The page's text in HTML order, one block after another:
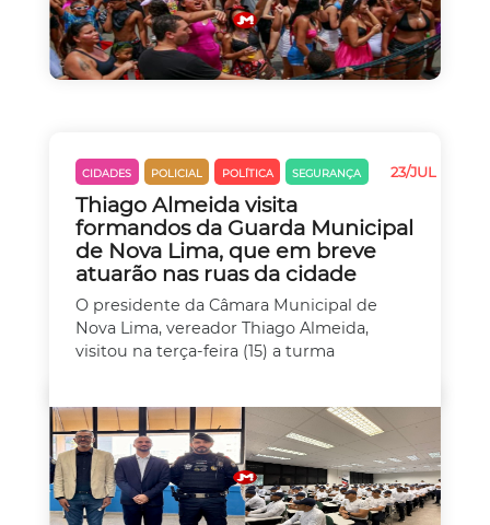
CIDADES POLICIAL POLÍTICA SEGURANÇA 23/JUL
Thiago Almeida visita
formandos da Guarda Municipal
de Nova Lima, que em breve
atuarão nas ruas da cidade
O presidente da Câmara Municipal de
Nova Lima, vereador Thiago Almeida,
visitou na terça-feira (15) a turma